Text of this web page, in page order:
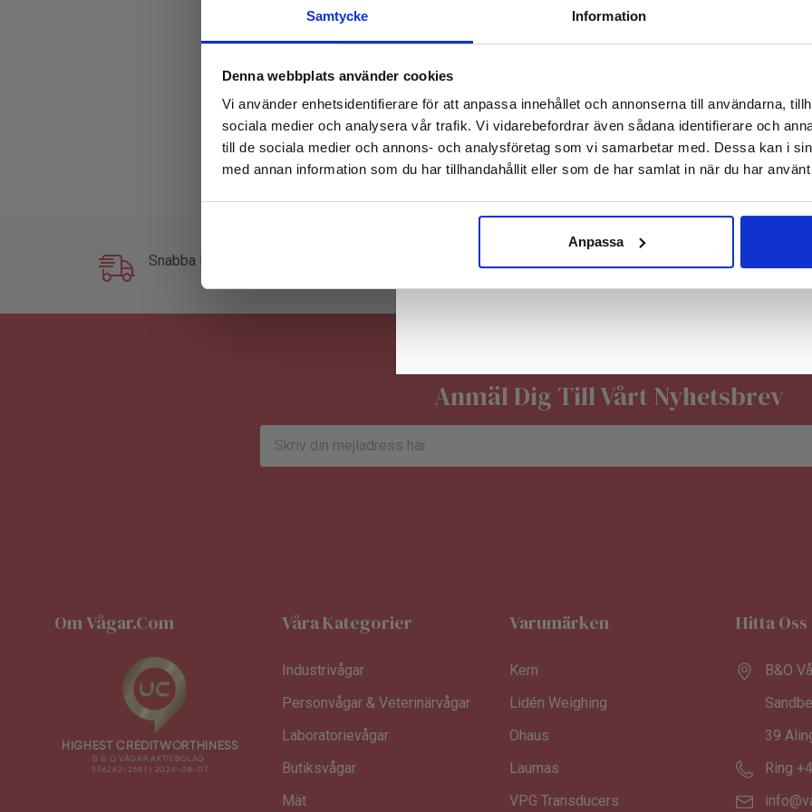
Samtycke Information
Denna webbplats använder cookies
Vi använder enhetsidentifierare för att anpassa innehållet och annonserna till användarna,
sociala medier och analysera vår trafik. Vi vidarebefordrar även sådana identifierare och
till de sociala medier och annons- och analysföretag som vi samarbetar med. Dessa kan i
med annan information som du har tillhandahållit eller som de har samlat in när du har
Anpassa
Zoom the image with the mouse
Om
skickas
korrekt
Snabba leveranser
Anmäl Dig Till Vårt Nyhetsbrev
Om Vågar.com Våra Kategorier
Industrivågar
Personvågar & Veterinärvågar
Laboratorievågar
Butiksvågar
Mät
Varumärken
Kern
Lidén Weighing
Ohaus
Laumas
VPG Transducers
Hitta Oss
B&O
39
Ring
Få 10% rabatt på första köpet
och tillgång till de senaste nyheterna
post:
Nej, tack